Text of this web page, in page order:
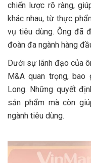
chiến lược rõ ràng,
khác nhau, từ thực
vụ tiêu dùng. Ông đã
đoàn đa ngành hàng
Dưới sự lãnh đạo của
M&A quan trọng,
Long. Những quyết
sản phẩm mà còn
ngành tiêu dùng.